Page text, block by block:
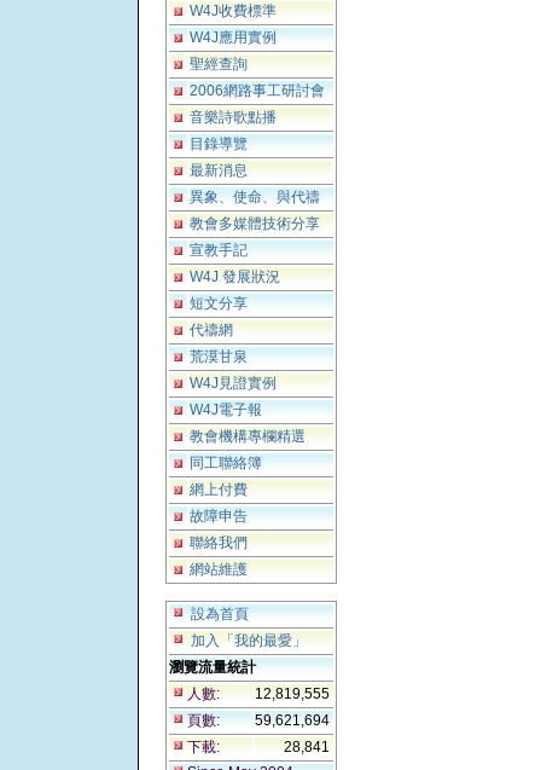
W4J收費標準
W4J應用實例
聖經查詢
2006網路事工研討會
音樂詩歌點播
目錄導覽
最新消息
異象、使命、與代禱
教會多媒體技術分享
宣教手記
W4J 發展狀況
短文分享
代禱網
荒漠甘泉
W4J見證實例
W4J電子報
教會機構專欄精選
同工聯絡簿
網上付費
故障申告
聯絡我們
網站維護
設為首頁
加入「我的最愛」
瀏覽流量統計
人數:
12,819,555
頁數:
59,621,694
下載:
28,841